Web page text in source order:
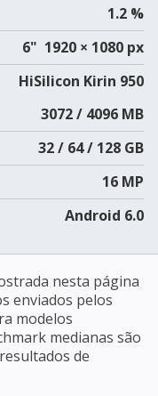
1.2 %
6" 1920 × 1080 px
HiSilicon Kirin 950
3072 / 4096 MB
32 / 64 / 128 GB
16 MP
Android 6.0
nesta página
enviados pelos
modelos
medianas são
de